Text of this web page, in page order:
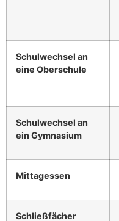
Schul­wech­sel an
eine Ober­schule
Schul­wech­sel an
ein Gym­na­si­um
Mit­tagessen
Schließfäch­er